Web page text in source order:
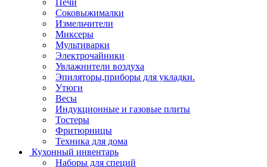
Соковыжималки
Измельчители
Миксеры
Мультиварки
Электрочайники
Увлажнители воздуха
Эпиляторы,приборы для укладки.
Утюги
Весы
Индукционные и газовые плиты
Тостеры
Фритюрницы
Техника для дома
Кухонный инвентарь
Наборы для специй